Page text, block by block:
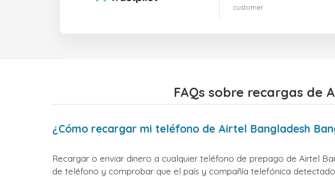
customer
FAQs sobre recargas de
¿Cómo recargar mi teléfono de Airtel Bangladesh
Recargar o enviar dinero a cualquier teléfono de prepago de Airtel
de teléfono y comprobar que el país y compañía telefónica